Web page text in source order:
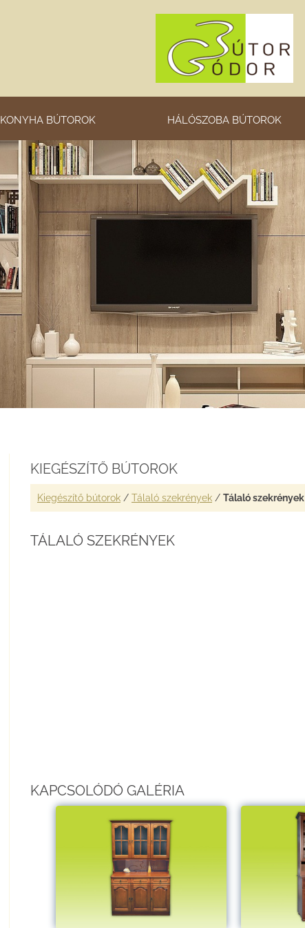
KONYHA BÚTOROK HÁLÓSZOBA BÚTOROK
KIEGÉSZÍTŐ BÚTOROK
Kiegészítő bútorok / Tálaló szekrények / Tálaló szekrények
TÁLALÓ SZEKRÉNYEK
KAPCSOLÓDÓ GALÉRIA